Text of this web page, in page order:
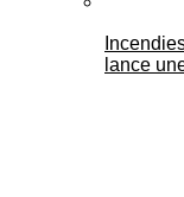
lance